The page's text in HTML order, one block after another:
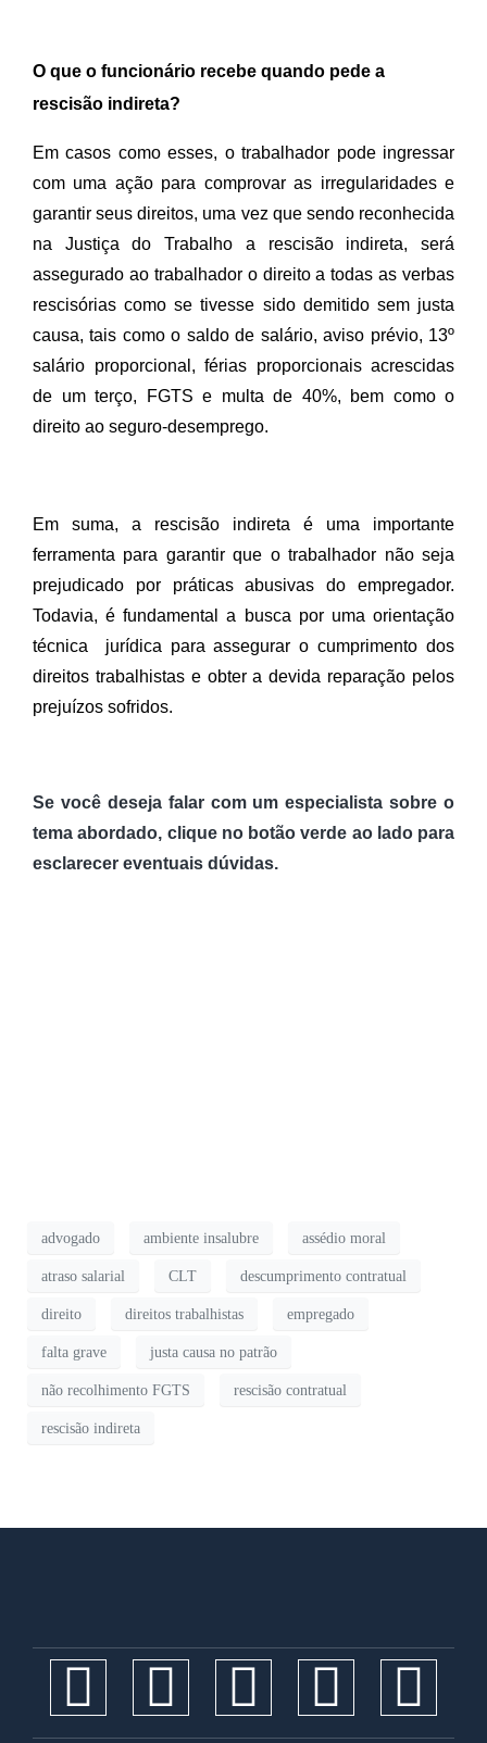
O que o funcionário recebe quando pede a
rescisão indireta?
Em casos como esses, o trabalhador pode ingressar
com uma ação para comprovar as irregularidades e
garantir seus direitos, uma vez que sendo reconhecida
na Justiça do Trabalho a rescisão indireta, será
assegurado ao trabalhador o direito a todas as verbas
rescisórias como se tivesse sido demitido sem justa
causa, tais como o saldo de salário, aviso prévio, 13º
salário proporcional, férias proporcionais acrescidas
de um terço, FGTS e multa de 40%, bem como o
direito ao seguro-desemprego.
Em suma, a rescisão indireta é uma importante
ferramenta para garantir que o trabalhador não seja
prejudicado por práticas abusivas do empregador.
Todavia, é fundamental a busca por uma orientação
técnica  jurídica para assegurar o cumprimento dos
direitos trabalhistas e obter a devida reparação pelos
prejuízos sofridos.
Se você deseja falar com um especialista sobre o
tema abordado, clique no botão verde ao lado para
esclarecer eventuais dúvidas.
advogado ambiente insalubre assédio moral
atraso salarial CLT descumprimento contratual
direito direitos trabalhistas empregado
falta grave justa causa no patrão
não recolhimento FGTS rescisão contratual
rescisão indireta